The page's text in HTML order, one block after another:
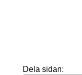
Dela sidan: